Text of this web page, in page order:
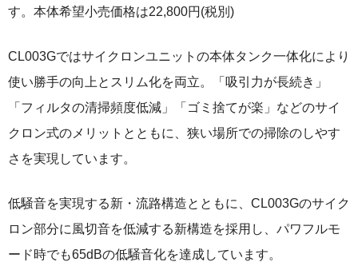
す。本体希望小売価格は22,800円(税別)
CL003Gではサイクロンユニットの本体タンク一体化により
使い勝手の向上とスリム化を両立。「吸引力が長続き」
「フィルタの清掃頻度低減」「ゴミ捨てが楽」などのサイ
クロン式のメリットとともに、狭い場所での掃除のしやす
さを実現しています。
低騒音を実現する新・流路構造とともに、CL003Gのサイク
ロン部分に風切音を低減する新構造を採用し、パワフルモ
ード時でも65dBの低騒音化を達成しています。